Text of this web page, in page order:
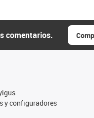
comentarios.
y configuradores